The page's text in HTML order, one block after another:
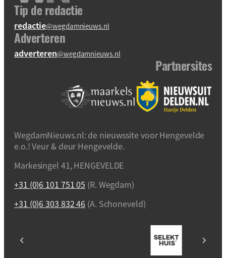
Tip de redactie
redactie@wegdamnieuws.nl
Adverteren
adverteren@wegdamnieuws.nl
Partnersites
WegdamNieuws.nl: de nieuwssite voor Hengevelde
e.o.! Veur & deur Hengevelde.
Markesingel 41, HENGEVELDE
+31 (0)6 101 751 05 (R. Wegdam)
+31 (0)6 303 832 46 (A. Schoneveld)